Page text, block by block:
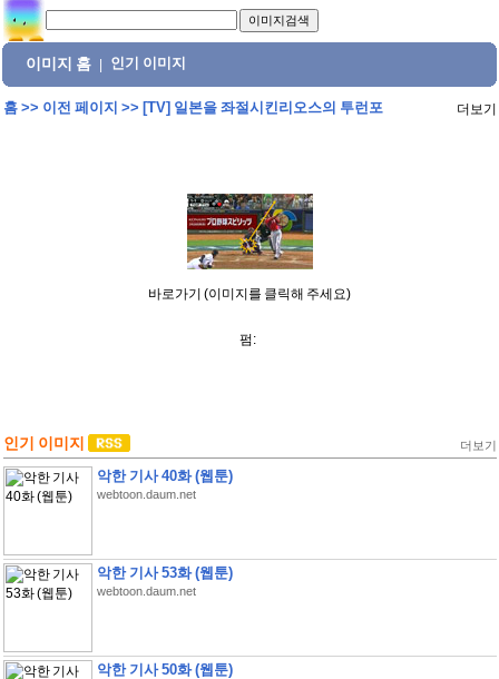
이미지 홈 인기 이미지
홈>> 이전 페이지 >> [TV] 일본을 좌절시킨리오스의 투런포 더보기
바로가기 (이미지를 클릭해 주세요)
펌:
인기 이미지 더보기
악한 기사 40화 (웹툰)
webtoon.daum.net
악한 기사 53화 (웹툰)
webtoon.daum.net
악한 기사 50화 (웹툰)